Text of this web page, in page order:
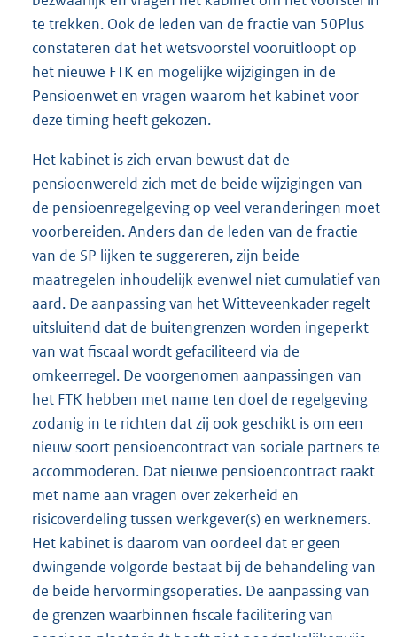
te trekken. Ook de leden van de fractie van 50Plus
constateren dat het wetsvoorstel vooruitloopt op
het nieuwe FTK en mogelijke wijzigingen in de
Pensioenwet en vragen waarom het kabinet voor
deze timing heeft gekozen.
Het kabinet is zich ervan bewust dat de
pensioenwereld zich met de beide wijzigingen van
de pensioenregelgeving op veel veranderingen moet
voorbereiden. Anders dan de leden van de fractie
van de SP lijken te suggereren, zijn beide
maatregelen inhoudelijk evenwel niet cumulatief van
aard. De aanpassing van het Witteveenkader regelt
uitsluitend dat de buitengrenzen worden ingeperkt
van wat fiscaal wordt gefaciliteerd via de
omkeerregel. De voorgenomen aanpassingen van
het FTK hebben met name ten doel de regelgeving
zodanig in te richten dat zij ook geschikt is om een
nieuw soort pensioencontract van sociale partners te
accommoderen. Dat nieuwe pensioencontract raakt
met name aan vragen over zekerheid en
risicoverdeling tussen werkgever(s) en werknemers.
Het kabinet is daarom van oordeel dat er geen
dwingende volgorde bestaat bij de behandeling van
de beide hervormingsoperaties. De aanpassing van
de grenzen waarbinnen fiscale facilitering van